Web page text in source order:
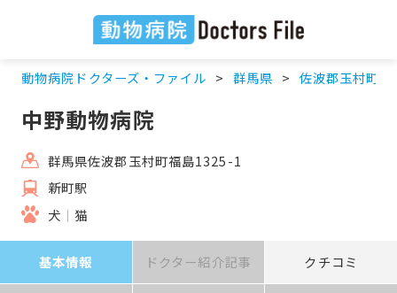
動物病院ドクターズ・ファイル 群馬県 佐波郡玉村町
中野動物病院
群馬県佐波郡玉村町福島1325-1
新町駅
犬
猫
基本情報 ドクター紹介記事 クチコミ